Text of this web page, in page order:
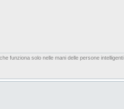
funziona solo nelle mani delle persone intelligenti